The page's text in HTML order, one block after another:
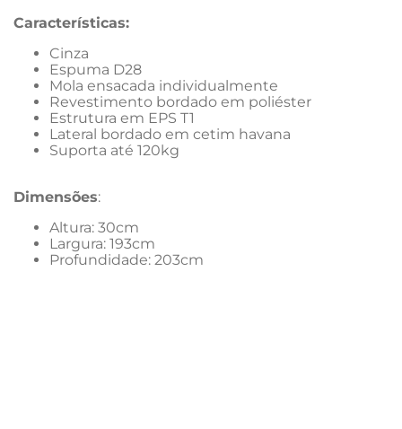
Características:
Cinza
Espuma D28
Mola ensacada individualmente
Revestimento bordado em poliéster
Estrutura em EPS T1
Lateral bordado em cetim havana
Suporta até 120kg
Dimensões:
Altura: 30cm
Largura: 193cm
Profundidade: 203cm